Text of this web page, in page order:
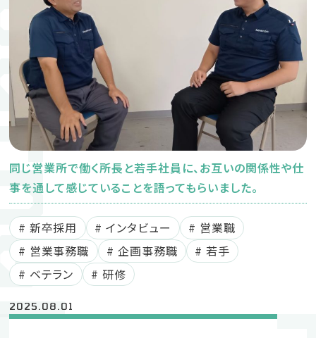
営業事務職
企画事務職
人材育成方針・キャリアパス
福利厚生
新卒募集要項
中途募集要項
採用に関するお問い合わせ
TEL053-442-
同じ営業所で働く所長と若手社員に、お互いの関係性や仕
事を通して感じていることを語ってもらいました。
新卒採用 インタビュー
営業職
営業事務職
企画事務職
若手
ベテラン
研修
2025.08.01